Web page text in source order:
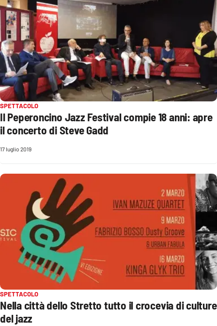
Cultura
Economia e Lavoro
Politica
Sanità
Società
Sport
Good Morning Vietnam
Parchi Marini Calabria
Leggendo Alvaro insieme
Imprese Di Calabria
Le perfidie di Antonella Grippo
Venti di comunicazione
SPETTACOLO
Il Peperoncino Jazz Festival compie 18 anni: apre
il concerto di Steve Gadd
17 luglio 2019
SPETTACOLO
Nella città dello Stretto tutto il crocevia di culture
del jazz